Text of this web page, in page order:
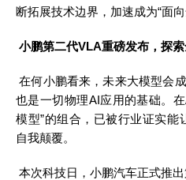
断拓展技术边界，加速成为“面向
小鹏第二代VLA重磅发布，探
在何小鹏看来，未来大模型会
也是一切物理AI应用的基础。
模型”的组合，已被行业证实
自我颠覆。
本次科技日，小鹏汽车正式推